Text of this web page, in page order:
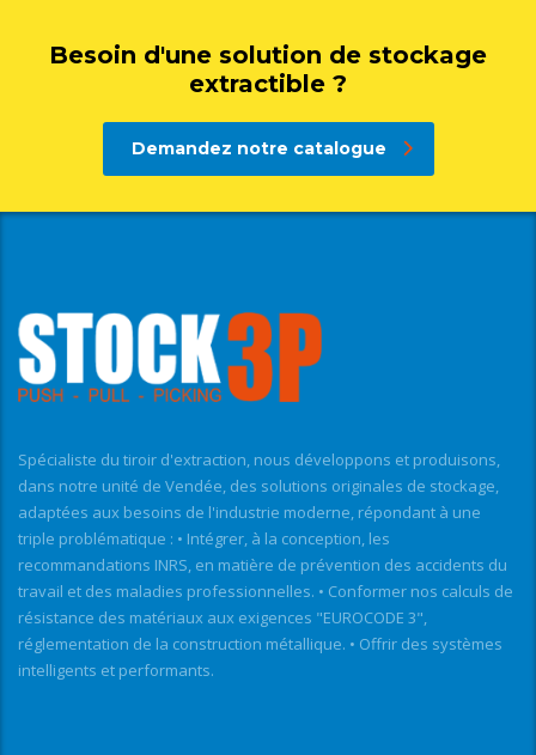
Besoin d'une solution de stockage
extractible ?
Demandez notre catalogue
Spécialiste du tiroir d'extraction, nous développons et produisons,
dans notre unité de Vendée, des solutions originales de stockage,
adaptées aux besoins de l'industrie moderne, répondant à une
triple problématique : • Intégrer, à la conception, les
recommandations INRS, en matière de prévention des accidents du
travail et des maladies professionnelles. • Conformer nos calculs de
résistance des matériaux aux exigences "EUROCODE 3",
réglementation de la construction métallique. • Offrir des systèmes
intelligents et performants.